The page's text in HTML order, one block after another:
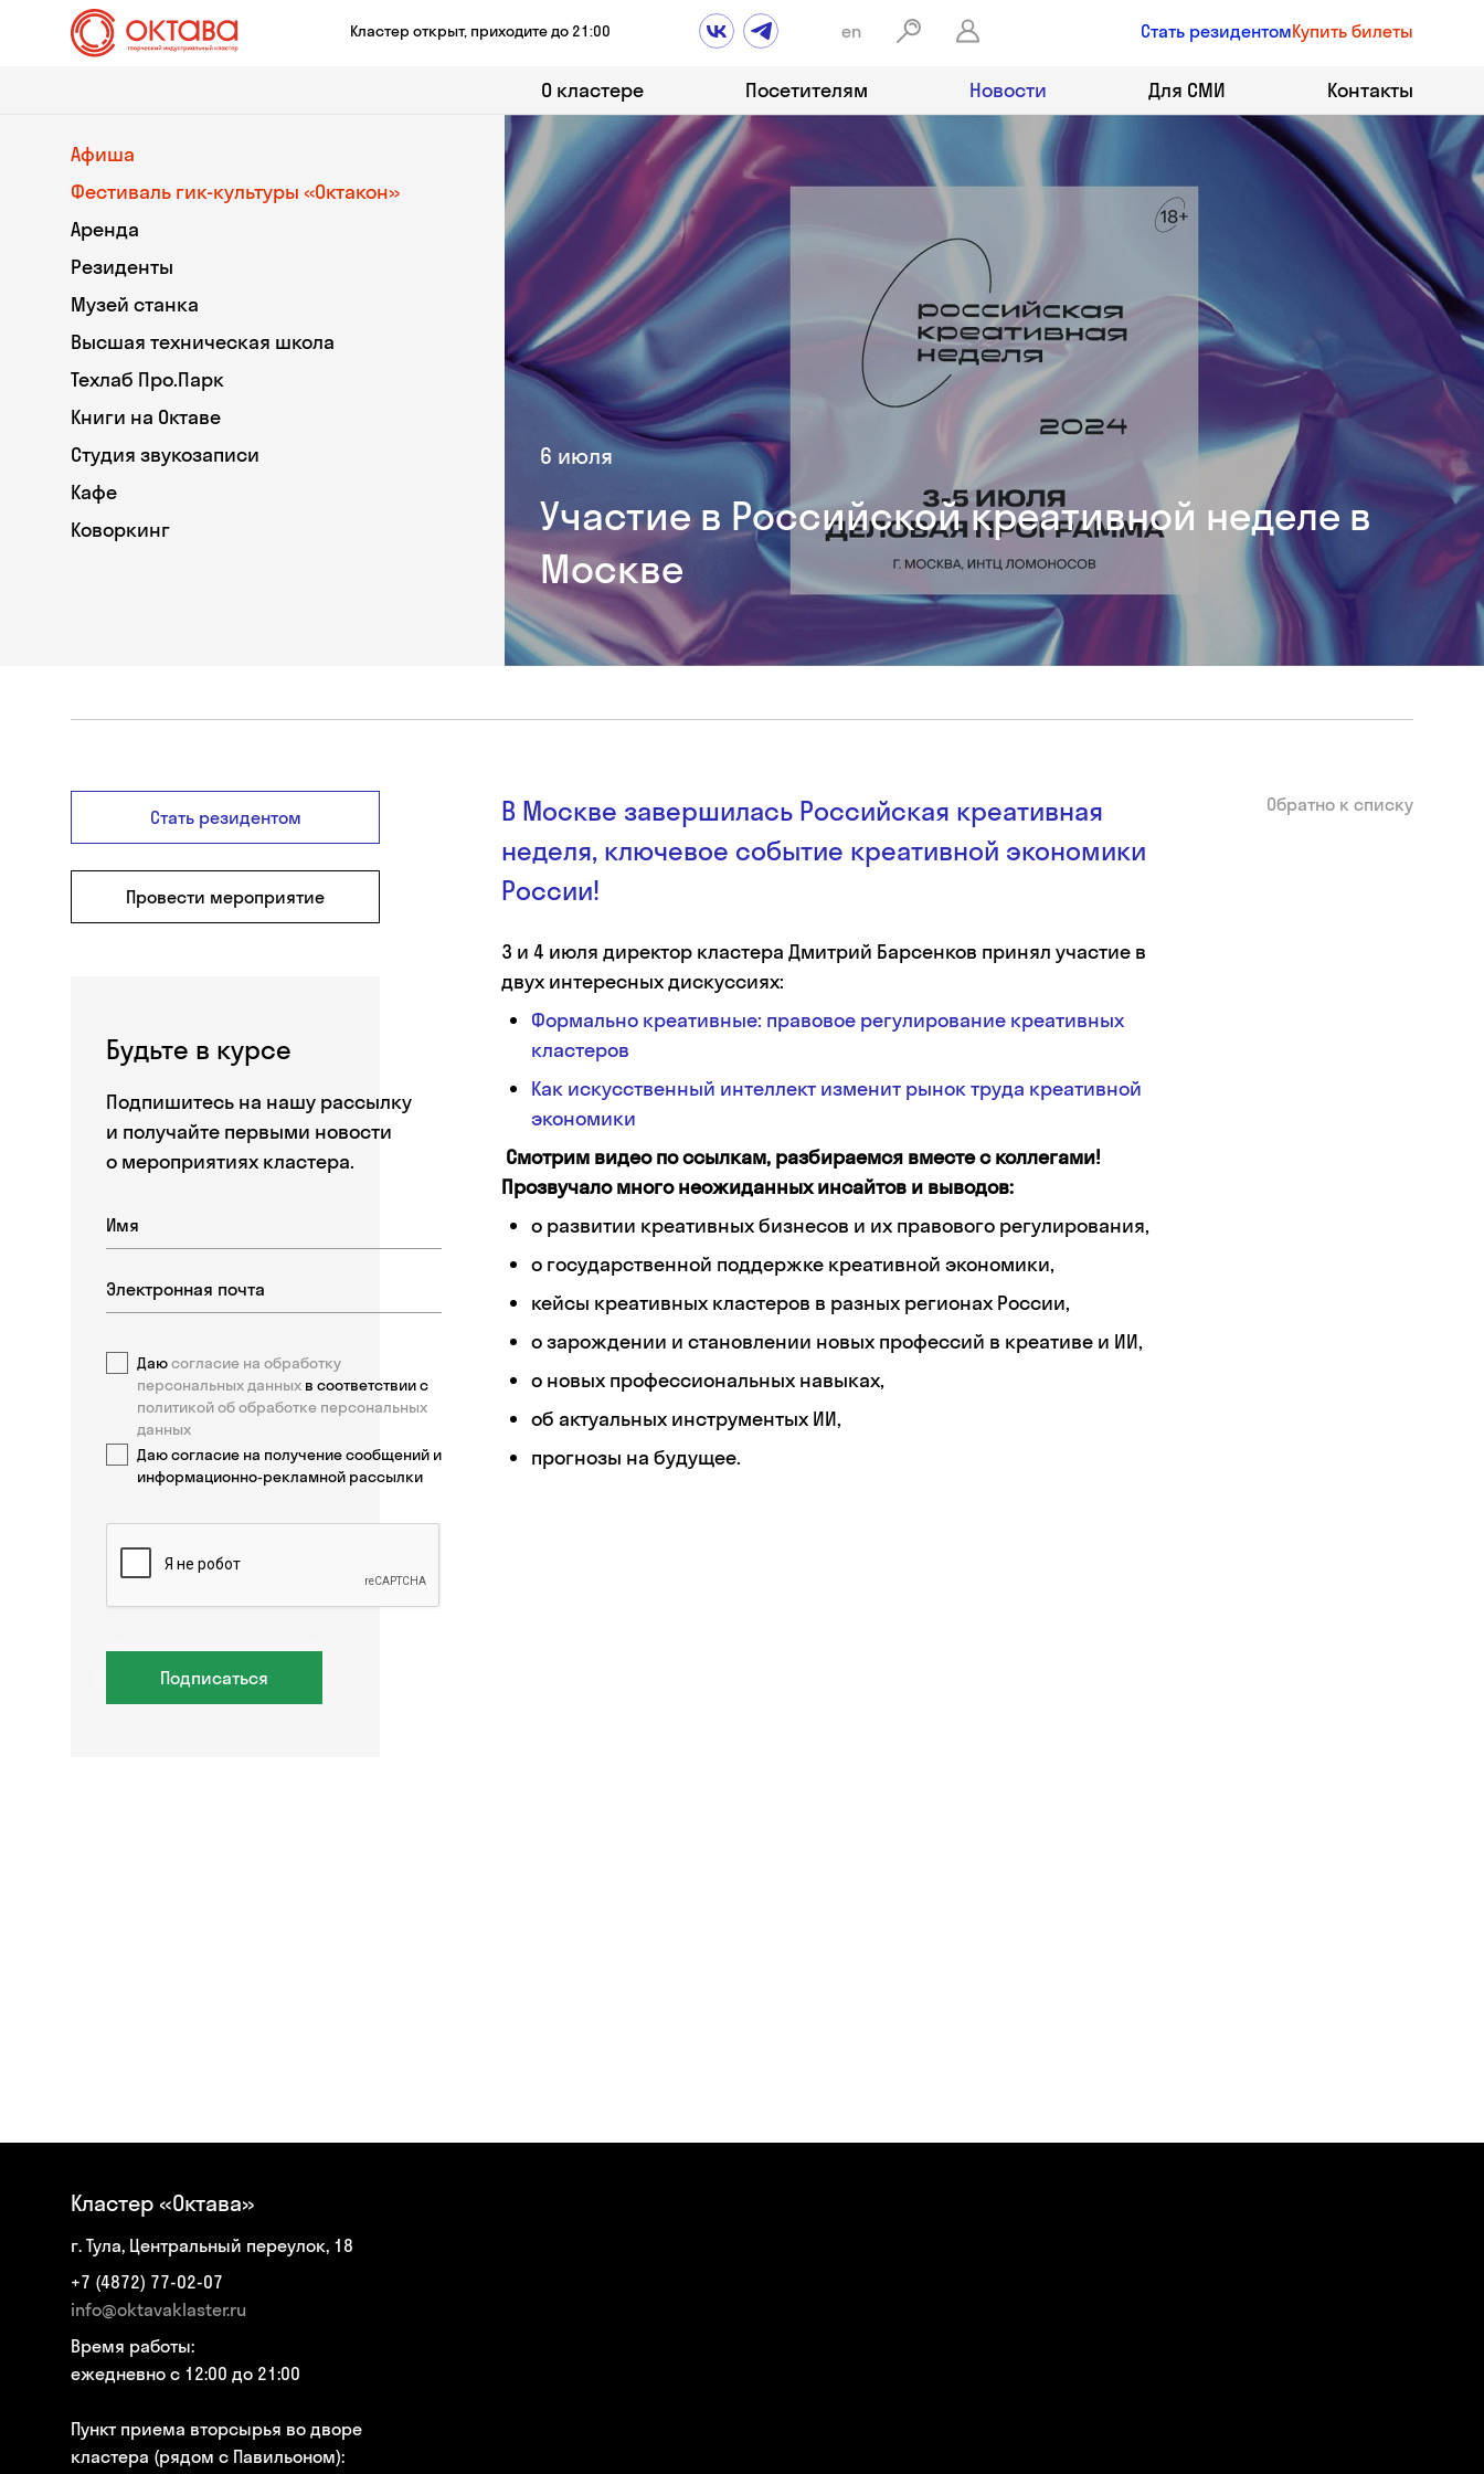
Кластер открыт, приходите до 21:00 en Стать резидентомКупить билеты
О кластере Посетителям Новости Для СМИ Контакты
Афиша
Фестиваль гик-культуры «Октакон»
Аренда
Резиденты
Музей станка
Высшая техническая школа
Техлаб Про.Парк
Книги на Октаве
Студия звукозаписи
Кафе
Коворкинг
6 июля
Участие в Российской креативной неделе в
Москве
Стать резидентом
Провести мероприятие
Будьте в курсе
Подпишитесь на нашу рассылку
и получайте первыми новости
о мероприятиях кластера.
Даюсогласие на обработку
персональных данных в соответствии с
политикой об обработке персональных
данных
Даю согласие на получение сообщений и
информационно-рекламной рассылки
Подписаться
В Москве завершилась Российская креативная
неделя, ключевое событие креативной экономики
России!
3 и 4 июля директор кластера Дмитрий Барсенков принял участие в
двух интересных дискуссиях:
Формально креативные: правовое регулирование креативных
кластеров
Как искусственный интеллект изменит рынок труда креативной
экономики
Смотрим видео по ссылкам, разбираемся вместе с коллегами!
Прозвучало много неожиданных инсайтов и выводов:
о развитии креативных бизнесов и их правового регулирования,
о государственной поддержке креативной экономики,
кейсы креативных кластеров в разных регионах России,
о зарождении и становлении новых профессий в креативе и ИИ,
о новых профессиональных навыках,
об актуальных инструментых ИИ,
прогнозы на будущее.
Обратно к списку
Кластер «Октава»
г. Тула, Центральный переулок, 18
+7 (4872) 77-02-07
info@oktavaklaster.ru
Время работы:
ежедневно с 12:00 до 21:00
Пункт приема вторсырья во дворе
кластера (рядом с Павильоном):